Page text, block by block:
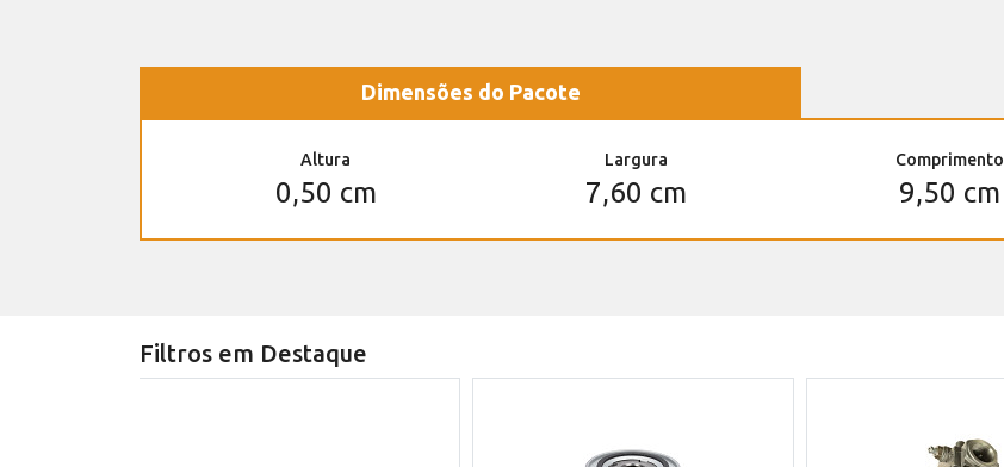
Dimensões do Pacote
Altura
0,50 cm
Largura
7,60 cm
Comprimento
9,50 cm
Filtros em Destaque